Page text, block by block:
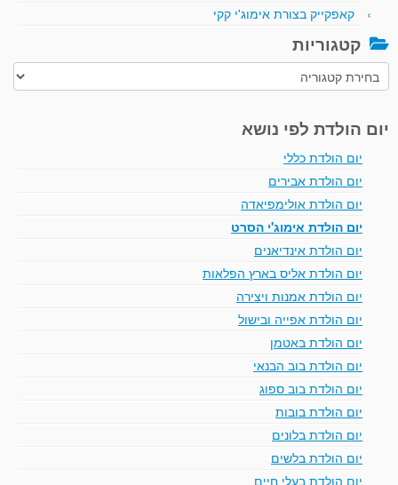
קאפקייק בצורת אימוג'י קקי
קטגוריות
קטגוריות
יום הולדת לפי נושא
יום הולדת כללי
יום הולדת אבירים
יום הולדת אולימפיאדה
יום הולדת אימוג'י הסרט
יום הולדת אינדיאנים
יום הולדת אליס בארץ הפלאות
יום הולדת אמנות ויצירה
יום הולדת אפייה ובישול
יום הולדת באטמן
יום הולדת בוב הבנאי
יום הולדת בוב ספוג
יום הולדת בובות
יום הולדת בלונים
יום הולדת בלשים
יום הולדת בעלי חיים